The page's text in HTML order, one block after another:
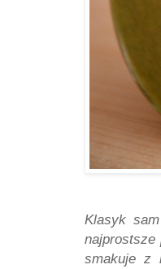
Klasyk
najprostsze
smakuje z